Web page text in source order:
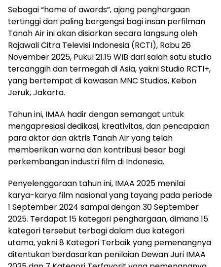
Sebagai “home of awards”, ajang penghargaan
tertinggi dan paling bergengsi bagi insan perfilman
Tanah Air ini akan disiarkan secara langsung oleh
Rajawali Citra Televisi Indonesia (RCTI), Rabu 26
November 2025, Pukul 21.15 WIB dari salah satu studio
tercanggih dan termegah di Asia, yakni Studio RCTI+,
yang bertempat di kawasan MNC Studios, Kebon
Jeruk, Jakarta.
Tahun ini, IMAA hadir dengan semangat untuk
mengapresiasi dedikasi, kreativitas, dan pencapaian
para aktor dan aktris Tanah Air yang telah
memberikan warna dan kontribusi besar bagi
perkembangan industri film di Indonesia.
Penyelenggaraan tahun ini, IMAA 2025 menilai
karya-karya film nasional yang tayang pada periode
1 September 2024 sampai dengan 30 September
2025. Terdapat 15 kategori penghargaan, dimana 15
kategori tersebut terbagi dalam dua kategori
utama, yakni 8 Kategori Terbaik yang pemenangnya
ditentukan berdasarkan penilaian Dewan Juri IMAA